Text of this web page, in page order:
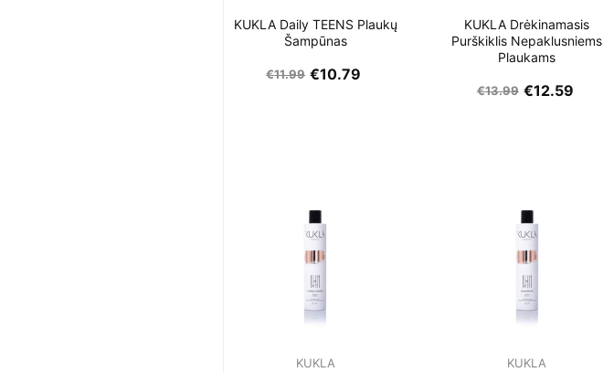
KUKLA Daily TEENS Plaukų
Šampūnas
€11.99 €10.79
KUKLA Drėkinamasis
Purškiklis Nepaklusniems
Plaukams
€13.99 €12.59
KUKLA KUKLA